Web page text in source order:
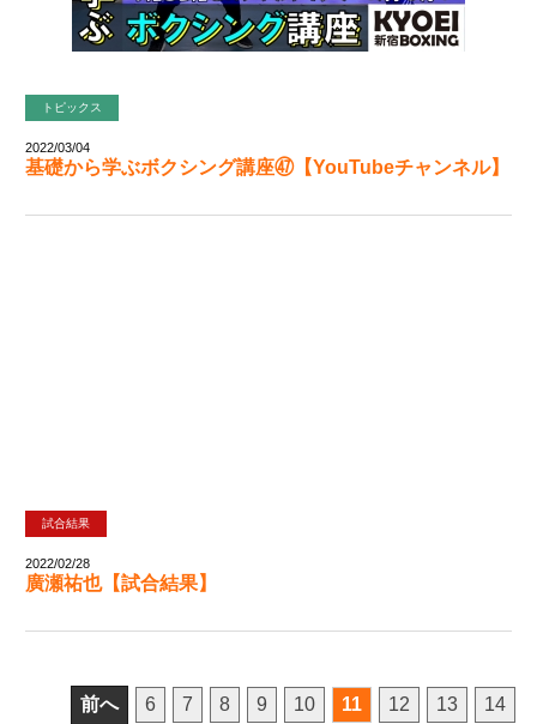
トピックス
2022/03/04
基礎から学ぶボクシング講座㊼【YouTubeチャンネル】
試合結果
2022/02/28
廣瀬祐也【試合結果】
前へ 6 7 8 9 10 11 12 13 14